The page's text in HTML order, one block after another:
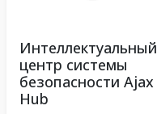
Интеллектуальный
центр системы
безопасности Ajax
Hub